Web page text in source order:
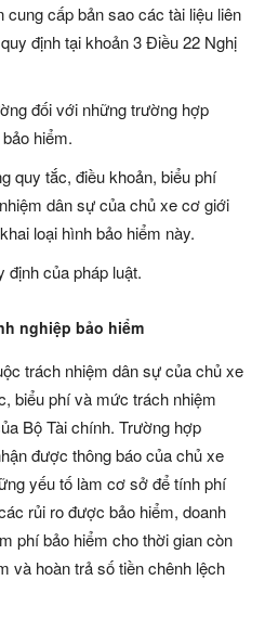
cấp bản sao các tài liệu liên
định tại khoản 3 Điều 22 Nghị
đối với những trường hợp
hiểm.
quy tắc, điều khoản, biểu phí
dân sự của chủ xe cơ giới
loại hình bảo hiểm này.
định của pháp luật.
nghiệp bảo hiểm
trách nhiệm dân sự của chủ xe
biểu phí và mức trách nhiệm
Bộ Tài chính. Trường hợp
được thông báo của chủ xe
yếu tố làm cơ sở để tính phí
rủi ro được bảo hiểm, doanh
phí bảo hiểm cho thời gian còn
và hoàn trả số tiền chênh lệch